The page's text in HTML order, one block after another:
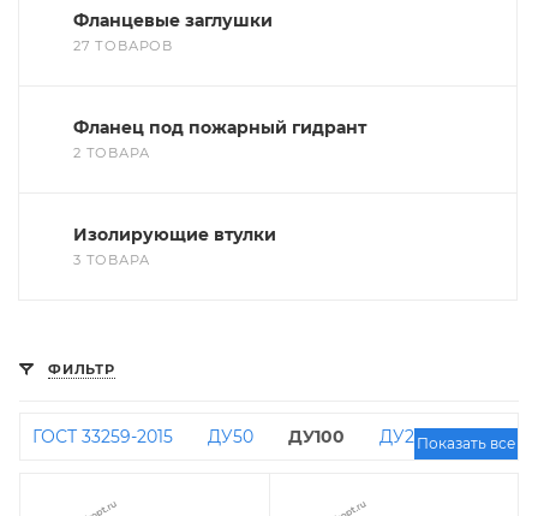
Фланцевые заглушки
27 ТОВАРОВ
Фланец под пожарный гидрант
2 ТОВАРА
Изолирующие втулки
3 ТОВАРА
ФИЛЬТР
ГОСТ 33259-2015 ДУ50 ДУ100
ДУ25
ДУ125
Показать все